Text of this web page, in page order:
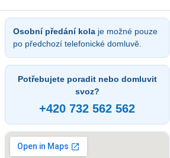
Osobní předání kola je možné pouze
po předchozí telefonické domluvě.
Potřebujete poradit nebo domluvit
svoz?
+420 732 562 562